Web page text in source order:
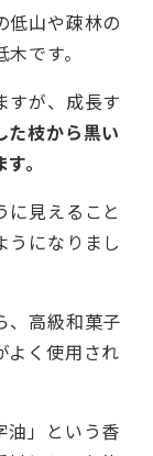
低山や疎林の
です。
すが、成長す
た枝から黒い
。
に見えること
うになりまし
、高級和菓子
よく使用され
油」という香